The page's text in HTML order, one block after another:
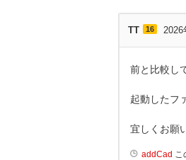
TT 16 2026
前と比較し
起動したフ
宜しくお願
addCad